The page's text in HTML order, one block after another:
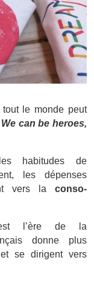
le monde peut
We can be heroes,
habitudes de
les dépenses
vers la conso-
l’ère de la
donne plus
et se dirigent vers